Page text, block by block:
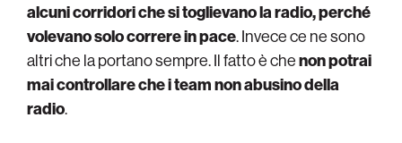
alcuni corridori che si toglievano la radio, perché
volevano solo correre in pace. Invece ce ne sono
altri che la portano sempre. Il fatto è chenon potrai
mai controllare che i team non abusino della
radio.